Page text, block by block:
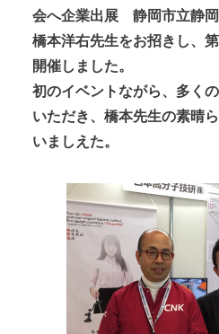
会へ企業出展 静岡市立静
橋本洋右先生をお招きし、
開催しました。
初のイベントながら、多く
いただき、橋本先生の素晴
いましえた。